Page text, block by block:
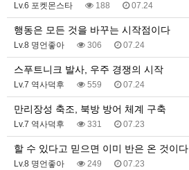
Lv.6 포켓몬스타 188 07.24
행동은 모든 것을 바꾸는 시작점이다
Lv.8 명언좋아 306 07.24
스푸트니크 발사, 우주 경쟁의 시작
Lv.7 역사덕후 559 07.24
만리장성 축조, 북방 방어 체계 구축
Lv.7 역사덕후 331 07.23
할 수 있다고 믿으면 이미 반은 온 것이다
Lv.8 명언좋아 249 07.23